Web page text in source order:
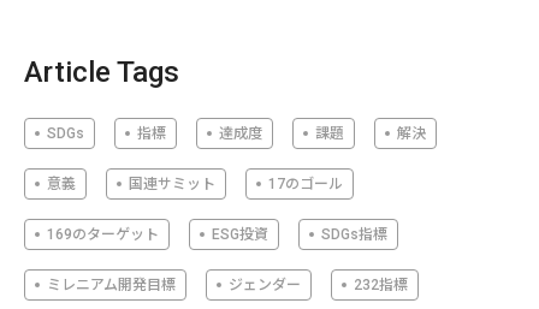
Article Tags
SDGs 指標 達成度 課題 解決
意義 国連サミット 17のゴール
169のターゲット ESG投資 SDGs指標
ミレニアム開発目標 ジェンダー 232指標